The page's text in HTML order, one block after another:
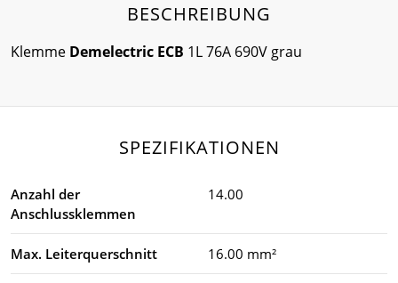
BESCHREIBUNG
Klemme Demelectric ECB 1L 76A 690V grau
SPEZIFIKATIONEN
Anzahl der
Anschlussklemmen
14.00
Max. Leiterquerschnitt 16.00 mm²